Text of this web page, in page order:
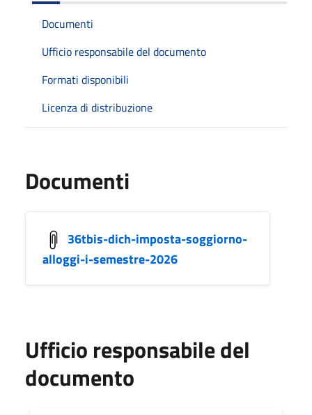
Documenti
Ufficio responsabile del documento
Formati disponibili
Licenza di distribuzione
Documenti
36tbis-dich-imposta-soggiorno-
alloggi-i-semestre-2026
Ufficio responsabile del
documento